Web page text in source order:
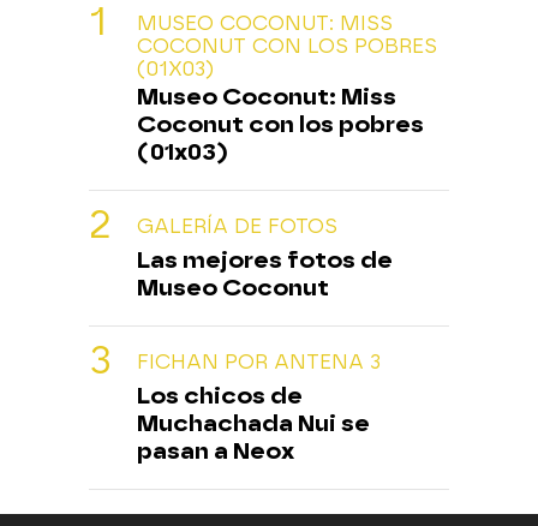
MUSEO COCONUT: MISS
COCONUT CON LOS POBRES
(01X03)
Museo Coconut: Miss
Coconut con los pobres
(01x03)
GALERÍA DE FOTOS
Las mejores fotos de
Museo Coconut
FICHAN POR ANTENA 3
Los chicos de
Muchachada Nui se
pasan a Neox